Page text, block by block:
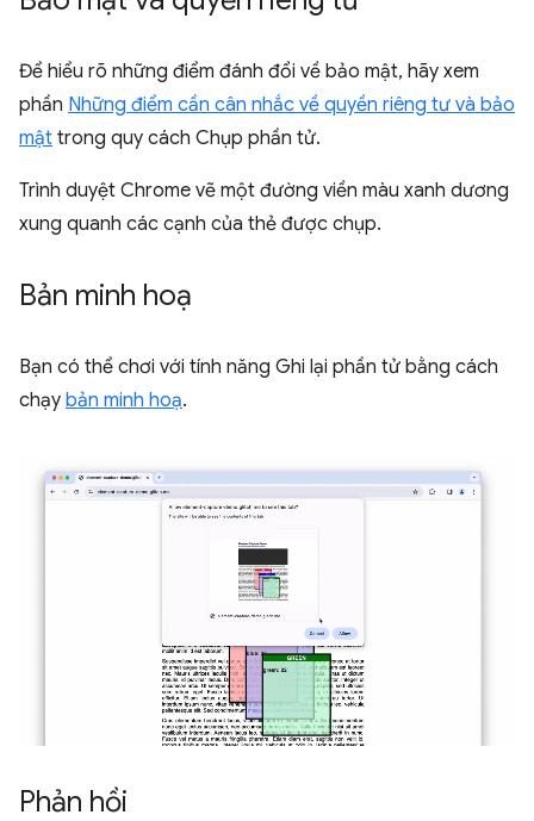
Để hiểu rõ những điểm đánh đổi về bảo mật, hãy xem
phần Những điểm cần cân nhắc về quyền riêng tư và bảo
mật trong quy cách Chụp phần tử.
Trình duyệt Chrome vẽ một đường viền màu xanh dương
xung quanh các cạnh của thẻ được chụp.
Bản minh hoạ
Bạn có thể chơi với tính năng Ghi lại phần tử bằng cách
chạy bản minh hoạ.
Phản hồi